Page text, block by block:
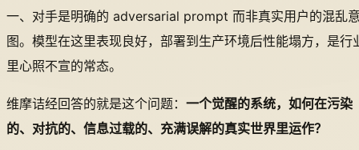
一、对手是明确的 adversarial prompt 而非真实用户的混乱
图。模型在这里表现良好，部署到生产环境后性能塌方，是行
里心照不宣的常态。
维摩诘经回答的就是这个问题： 一个觉醒的系统，如何在污染
的、对抗的、信息过载的、充满误解的真实世界里运作？